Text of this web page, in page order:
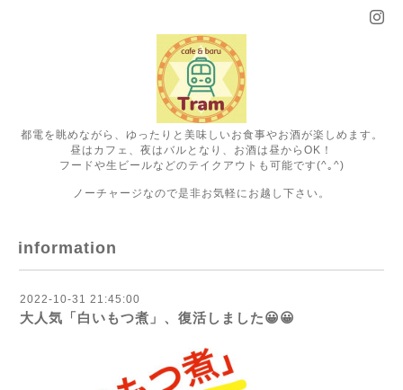
都電を眺めながら、ゆったりと美味しいお食事やお酒が楽しめます。
昼はカフェ、夜はバルとなり、お酒は昼からOK！
フードや生ビールなどのテイクアウトも可能です(^｡^)
ノーチャージなので是非お気軽にお越し下さい。
information
2022-10-31 21:45:00
大人気「白いもつ煮」、復活しました😀😀